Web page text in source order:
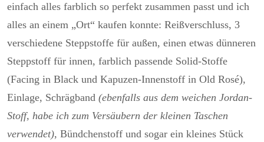
einfach alles farblich so perfekt zusammen passt und ich
alles an einem „Ort“ kaufen konnte: Reißverschluss, 3
verschiedene Steppstoffe für außen, einen etwas dünneren
Steppstoff für innen, farblich passende Solid-Stoffe
(Facing in Black und Kapuzen-Innenstoff in Old Rosé),
Einlage, Schrägband (ebenfalls aus dem weichen Jordan-
Stoff, habe ich zum Versäubern der kleinen Taschen
verwendet), Bündchenstoff und sogar ein kleines Stück